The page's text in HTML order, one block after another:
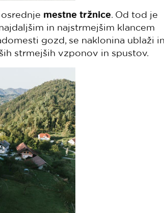
mestne tržnice . Od tod je
in najstrmejšim klancem
gozd, se naklonina ublaži in
strmejših vzponov in spustov.